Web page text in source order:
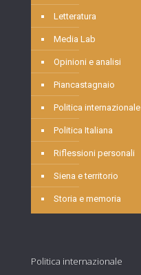
Letteratura
Media Lab
Opinioni e analisi
Piancastagnaio
Politica internazionale
Politica Italiana
Riflessioni personali
Siena e territorio
Storia e memoria
Politica internazionale